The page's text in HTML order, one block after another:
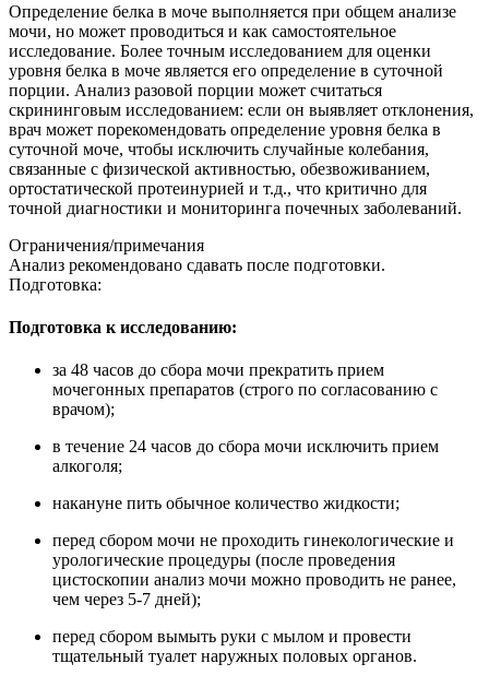
Определение белка в моче выполняется при общем анализе
мочи, но может проводиться и как самостоятельное
исследование. Более точным исследованием для оценки
уровня белка в моче является его определение в суточной
порции. Анализ разовой порции может считаться
скрининговым исследованием: если он выявляет отклонения,
врач может порекомендовать определение уровня белка в
суточной моче, чтобы исключить случайные колебания,
связанные с физической активностью, обезвоживанием,
ортостатической протеинурией и т.д., что критично для
точной диагностики и мониторинга почечных заболеваний.
Ограничения/примечания
Анализ рекомендовано сдавать после подготовки.
Подготовка:
Подготовка к исследованию:
за 48 часов до сбора мочи прекратить прием
мочегонных препаратов (строго по согласованию с
врачом);
в течение 24 часов до сбора мочи исключить прием
алкоголя;
накануне пить обычное количество жидкости;
перед сбором мочи не проходить гинекологические и
урологические процедуры (после проведения
цистоскопии анализ мочи можно проводить не ранее,
чем через 5-7 дней);
перед сбором вымыть руки с мылом и провести
тщательный туалет наружных половых органов.